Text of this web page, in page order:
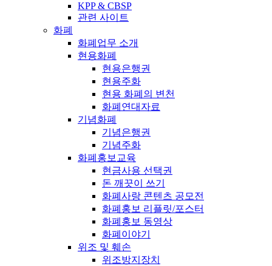
KPP & CBSP
관련 사이트
화폐
화폐업무 소개
현용화폐
현용은행권
현용주화
현용 화폐의 변천
화폐연대자료
기념화폐
기념은행권
기념주화
화폐홍보교육
현금사용 선택권
돈 깨끗이 쓰기
화폐사랑 콘텐츠 공모전
화폐홍보 리플릿/포스터
화폐홍보 동영상
화폐이야기
위조 및 훼손
위조방지장치